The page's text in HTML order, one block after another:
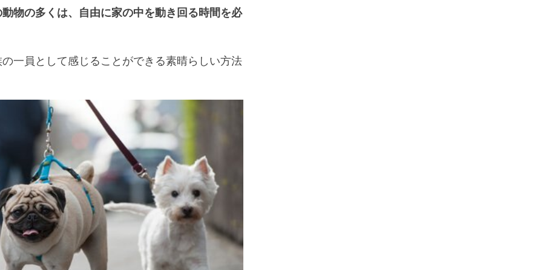
物の多くは、自由に家の中を動き回る時間を必
一員として感じることができる素晴らしい方法